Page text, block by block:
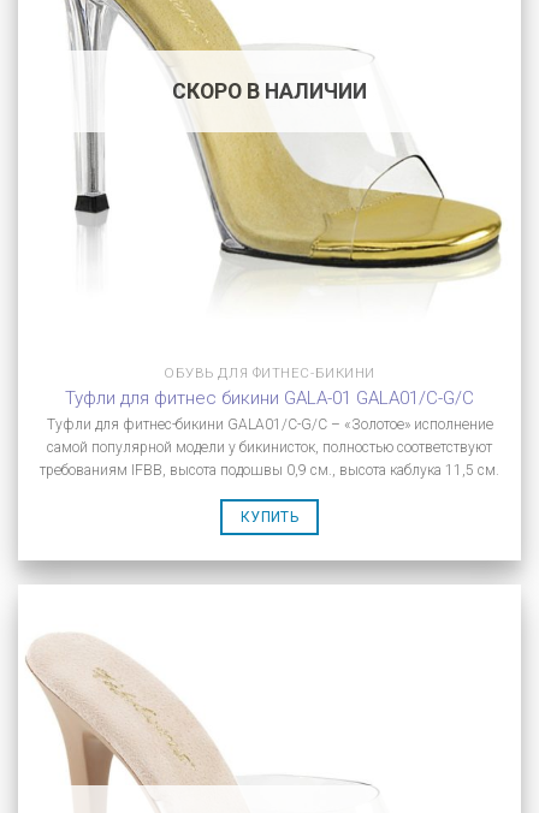
СКОРО В НАЛИЧИИ
ОБУВЬ ДЛЯ ФИТНЕС-БИКИНИ
Туфли для фитнес бикини GALA-01 GALA01/C-G/C
Туфли для фитнес-бикини GALA01/C-G/C – «Золотое» исполнение
самой популярной модели у бикинисток, полностью соответствуют
требованиям IFBB, высота подошвы 0,9 см., высота каблука 11,5 см.
КУПИТЬ